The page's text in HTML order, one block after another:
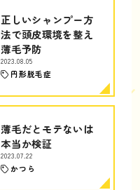
正しいシャンプー方
法で頭皮環境を整え
薄毛予防
2023.08.05
円形脱毛症
薄毛だとモテないは
本当か検証
2023.07.22
かつら